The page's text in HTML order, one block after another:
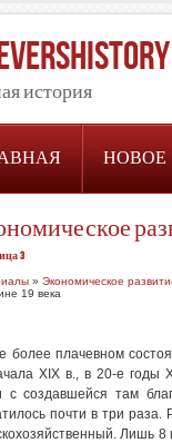
история
НОВОЕ
3
» Экономическое
19 века
более плачевном
XIX в., в 20-е годы
с создавшейся там
почти в три
Лишь